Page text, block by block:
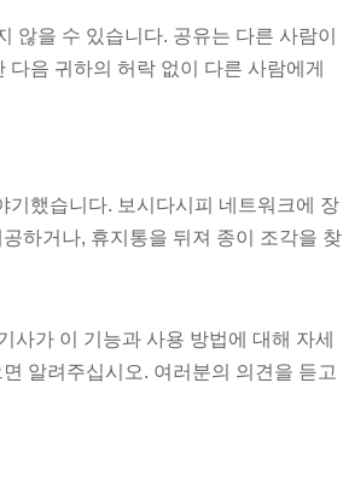
않을 수 있습니다. 공유는 다른 사람이
음 귀하의 허락 없이 다른 사람에게
기했습니다. 보시다시피 네트워크에 장
하거나, 휴지통을 뒤져 종이 조각을 찾
사가 이 기능과 사용 방법에 대해 자세
알려주십시오. 여러분의 의견을 듣고